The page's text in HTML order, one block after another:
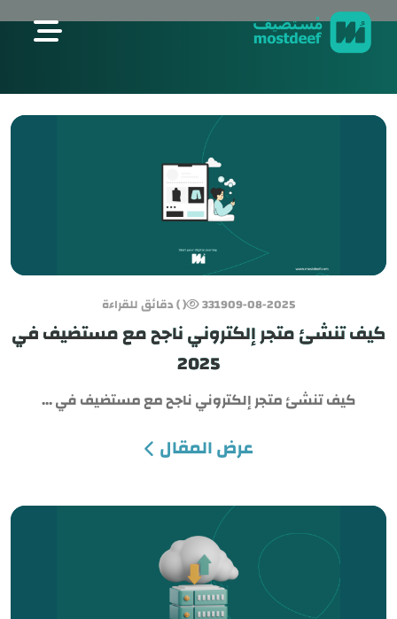
09-08-2025
3319 ( ) دقائق للقراءة
كيف تنشئ متجر إلكتروني ناجح مع مستضيف في
2025
كيف تنشئ متجر إلكتروني ناجح مع مستضيف في ...
عرض المقال